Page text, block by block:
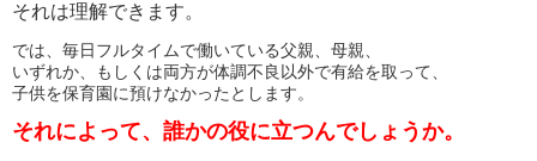
それは理解できます。
では、毎日フルタイムで働いている父親、母親、
いずれか、もしくは両方が体調不良以外で有給を取って、
子供を保育園に預けなかったとします。
それによって、誰かの役に立つんでしょうか。